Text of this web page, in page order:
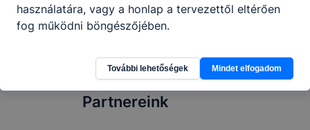
Partnereink
használatára, vagy a honlap a tervezettől eltérően
fog működni böngészőjében.
További lehetőségek Mindet elfogadom